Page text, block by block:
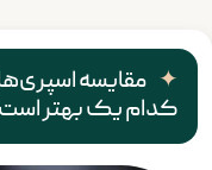
مقایسه
کدام یک بهتر